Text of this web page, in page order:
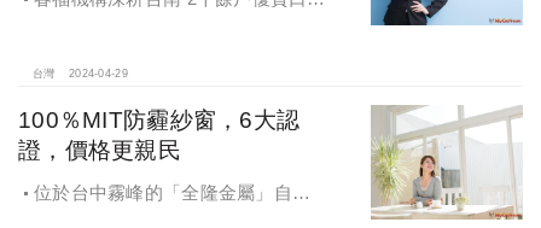
台灣 2024-04-29
100％MIT防霾紗窗，6大認
證，價格更親民
位於台中霧峰的「全隆金屬」自行